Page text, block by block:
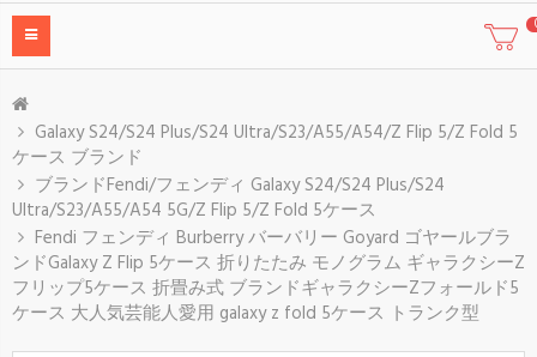
Galaxy S24/S24 Plus/S24 Ultra/S23/A55/A54/Z Flip 5/Z Fold 5
ケース ブランド
ブランドFendi/フェンディ Galaxy S24/S24 Plus/S24
Ultra/S23/A55/A54 5G/Z Flip 5/Z Fold 5ケース
Fendi フェンディ Burberry バーバリー Goyard ゴヤールブラ
ンドGalaxy Z Flip 5ケース 折りたたみ モノグラム ギャラクシーZ
フリップ5ケース 折畳み式 ブランドギャラクシーZフォールド5
ケース 大人気芸能人愛用 galaxy z fold 5ケース トランク型